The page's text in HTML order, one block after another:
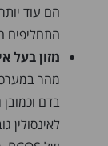
הם עוד
התחליפים
מזון בעל
מהר
בדם
לאינסולין